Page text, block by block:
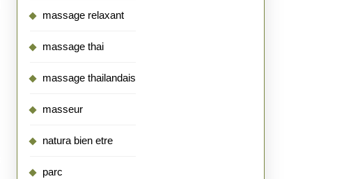
massage relaxant
massage thai
massage thailandais
masseur
natura bien etre
parc